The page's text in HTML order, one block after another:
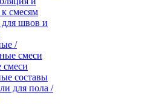
смесям
для швов и
/
смеси
смеси
составы
для пола /